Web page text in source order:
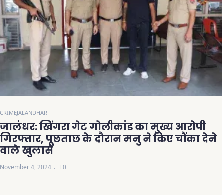
CRIMEJALANDHAR
जालंधर: खिंगरा गेट गोलीकांड का मुख्य आरोपी
गिरफ्तार, पूछताछ के दौरान मनु ने किए चौंका देने
वाले खुलासे
November 4, 2024 0